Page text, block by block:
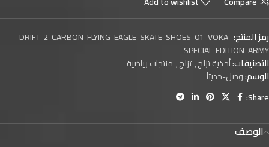
رمز المنتج:DRIFT-2-CARBON-FLYING-EAGLE-SKATE-SHOES-01-VOKA-
SPECIAL-EDITION-ARMY
التصنيفات:أحذية تزلج,تزلج, منتجات رياضية
الوسم:وصل-حديثاً
Share:
الوصف